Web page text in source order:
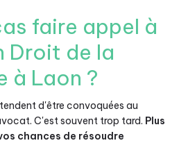
faire appel à
Droit de la
à Laon ?
d'être convoquées au
C'est souvent trop tard. Plus
chances de résoudre